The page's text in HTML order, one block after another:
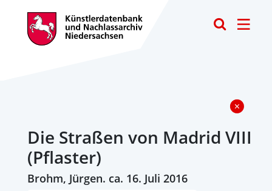
Die Straßen von Madrid VIII
(Pflaster)
Brohm, Jürgen. ca. 16. Juli 2016